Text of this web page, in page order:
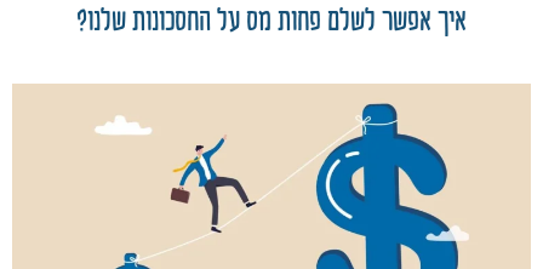
איך אפשר לשלם פחות מס על החסכונות שלנו?